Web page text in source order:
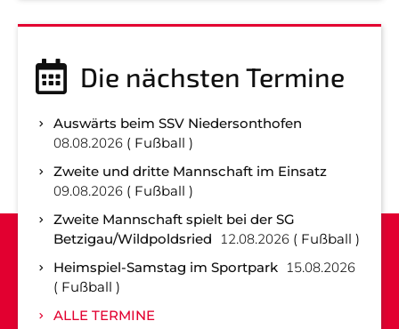
Die nächsten Termine
Auswärts beim SSV Niedersonthofen
08.08.2026
Fußball
Zweite und dritte Mannschaft im Einsatz
09.08.2026
Fußball
Zweite Mannschaft spielt bei der SG
Betzigau/Wildpoldsried
12.08.2026
Fußball
Heimspiel-Samstag im Sportpark 15.08.2026
Fußball
ALLE TERMINE